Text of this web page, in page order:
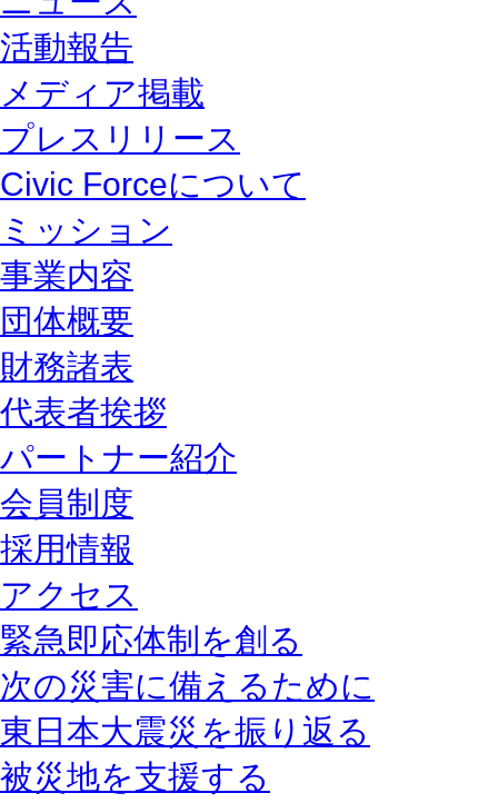
活動報告
メディア掲載
プレスリリース
Civic Forceについて
ミッション
事業内容
団体概要
財務諸表
代表者挨拶
パートナー紹介
会員制度
採用情報
アクセス
緊急即応体制を創る
次の災害に備えるために
東日本大震災を振り返る
被災地を支援する